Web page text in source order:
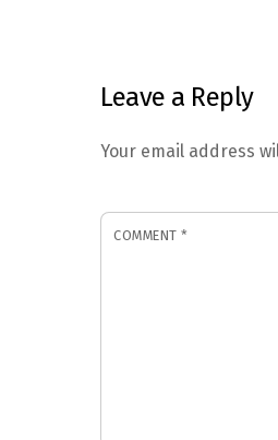
Leave a Reply
Your email address
COMMENT*